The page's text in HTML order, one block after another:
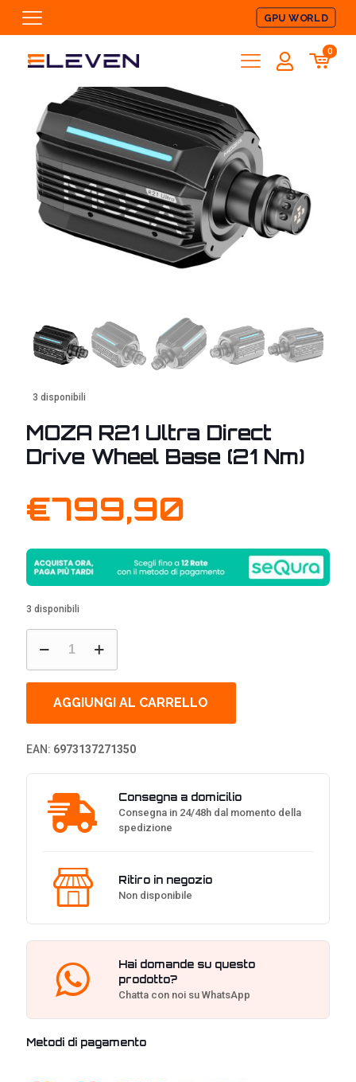
GPU WORLD
0
3 disponibili
MOZA R21 Ultra Direct
Drive Wheel Base (21 Nm)
€799,90
3 disponibili
R21
Ultra
Direct
Base
(21
Nm)
quantità
AGGIUNGI AL CARRELLO
EAN: 6973137271350
Consegna a domicilio
Consegna in 24/48h dal momento della
spedizione
Ritiro in negozio
Non disponibile
Hai domande su questo
prodotto?
Chatta con noi su WhatsApp
Metodi di pagamento